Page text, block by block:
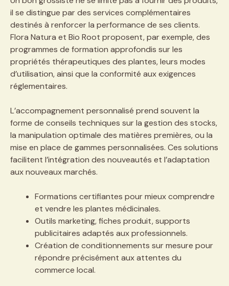
il se distingue par des services complémentaires
destinés à renforcer la performance de ses clients.
Flora Natura et Bio Root proposent, par exemple, des
programmes de formation approfondis sur les
propriétés thérapeutiques des plantes, leurs modes
d’utilisation, ainsi que la conformité aux exigences
réglementaires.
L’accompagnement personnalisé prend souvent la
forme de conseils techniques sur la gestion des stocks,
la manipulation optimale des matières premières, ou la
mise en place de gammes personnalisées. Ces solutions
facilitent l’intégration des nouveautés et l’adaptation
aux nouveaux marchés.
Formations certifiantes pour mieux comprendre
et vendre les plantes médicinales.
Outils marketing, fiches produit, supports
publicitaires adaptés aux professionnels.
Création de conditionnements sur mesure pour
répondre précisément aux attentes du
commerce local.